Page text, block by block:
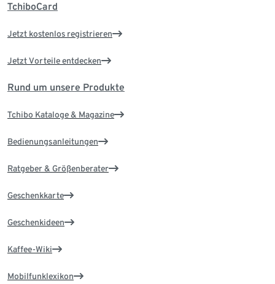
TchiboCard
Jetzt kostenlos registrieren
Jetzt Vorteile entdecken
Rund um unsere Produkte
Tchibo Kataloge & Magazine
Bedienungsanleitungen
Ratgeber & Größenberater
Geschenkkarte
Geschenkideen
Kaffee-Wiki
Mobilfunklexikon